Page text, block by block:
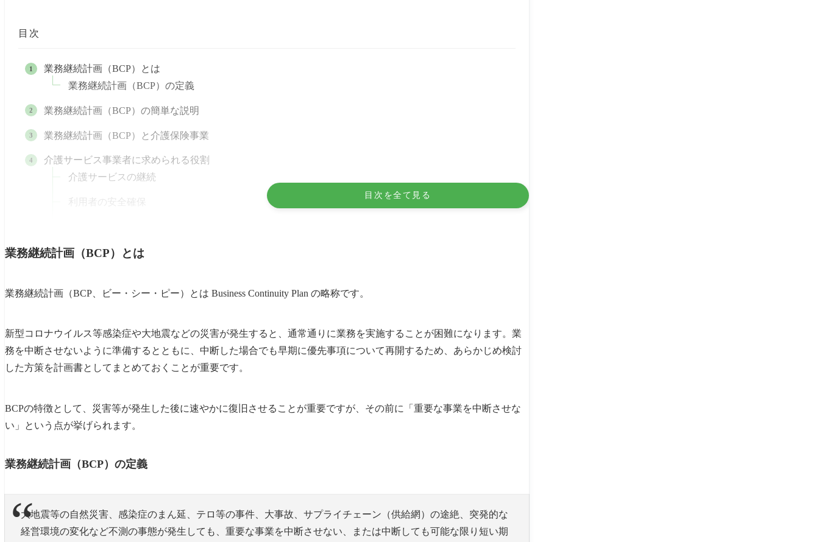
目次
目次を全て見る
業務継続計画（BCP）とは
業務継続計画（BCP）の定義
業務継続計画（BCP）の簡単な説明
業務継続計画（BCP）と介護保険事業
介護サービス事業者に求められる役割
介護サービスの継続
利用者の安全確保
感染症に係る業務継続計画（BCP）作成のポイント
感染（疑い）者が発生した場合の対応
計画を実行できるよう普段からの周知・研修
業務継続計画（BCP）とは
業務継続計画（BCP、ビー・シー・ピー）とは Business Continuity Plan の略称です。
新型コロナウイルス等感染症や大地震などの災害が発生すると、通常通りに業務を実施することが困難になります。業
務を中断させないように準備するとともに、中断した場合でも早期に優先事項について再開するため、あらかじめ検討
した方策を計画書としてまとめておくことが重要です。
BCPの特徴として、災害等が発生した後に速やかに復旧させることが重要ですが、その前に「重要な事業を中断させな
い」という点が挙げられます。
業務継続計画（BCP）の定義
大地震等の自然災害、感染症のまん延、テロ等の事件、大事故、サプライチェーン（供給網）の途絶、突発的な
経営環境の変化など不測の事態が発生しても、重要な事業を中断させない、または中断しても可能な限り短い期